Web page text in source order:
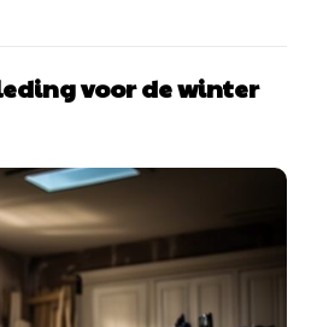
voor de winter